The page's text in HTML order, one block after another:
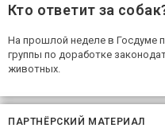
Кто ответит за
На прошлой неделе в Госдуме
группы по доработке
животных.
ПАРТНЁРСКИЙ МАТЕРИАЛ